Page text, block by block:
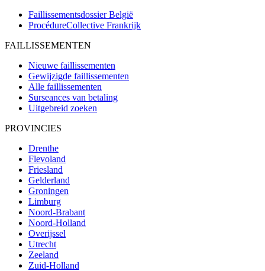
Faillissementsdossier België
ProcédureCollective Frankrijk
FAILLISSEMENTEN
Nieuwe faillissementen
Gewijzigde faillissementen
Alle faillissementen
Surseances van betaling
Uitgebreid zoeken
PROVINCIES
Drenthe
Flevoland
Friesland
Gelderland
Groningen
Limburg
Noord-Brabant
Noord-Holland
Overijssel
Utrecht
Zeeland
Zuid-Holland